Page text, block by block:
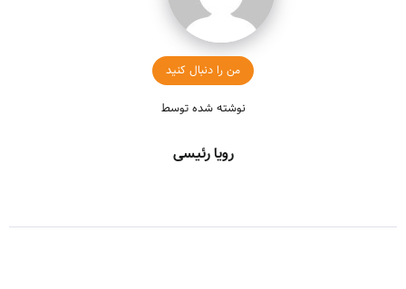
من را دنبال کنید
نوشته شده توسط
رویا رئیسی